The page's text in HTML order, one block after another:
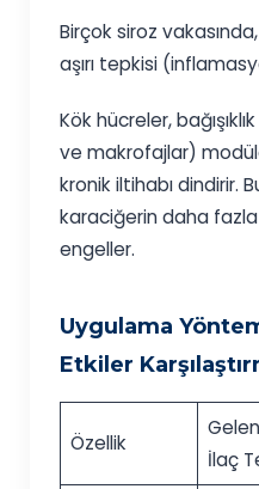
Birçok siroz
aşırı tepkisi
Kök hücreler,
ve makrofajlar)
kronik iltihabı dindirir.
karaciğerin daha fazla
engeller.
Uygulama
Etkiler
Özellik
İlaç